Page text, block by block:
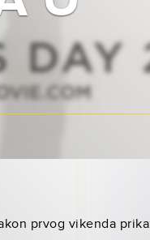
prvog vi­kenda